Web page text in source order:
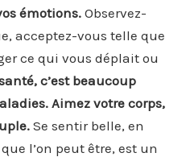
émotions. Observez-
acceptez-vous telle que
ce qui vous déplait ou
c’est beaucoup
Aimez votre corps,
Se sentir belle, en
l’on peut être, est un